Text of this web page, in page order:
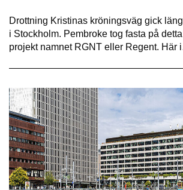
Drottning Kristinas kröningsväg gick
i Stockholm. Pembroke tog fasta på
projekt namnet RGNT eller Regent. Här